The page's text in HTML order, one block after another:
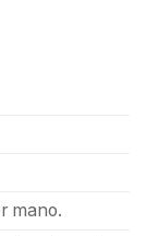
mano.